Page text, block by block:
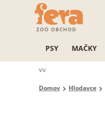
ZOO OBCHOD
PSY MAČKY
vv
Domov Hlodavce